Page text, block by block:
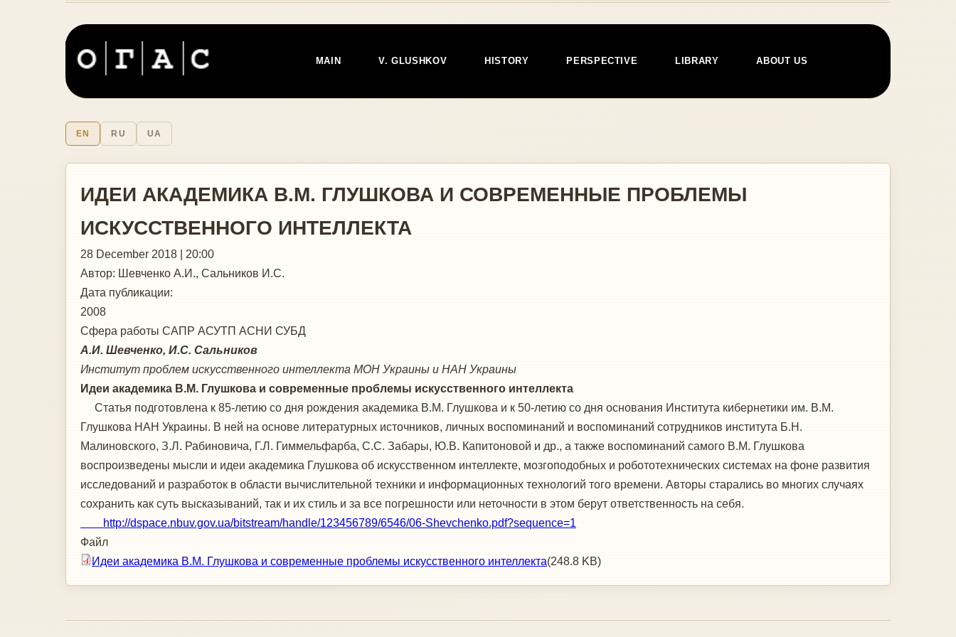
MAIN V. GLUSHKOV HISTORY PERSPECTIVE LIBRARY ABOUT US
EN RU UA
ИДЕИ АКАДЕМИКА В.М. ГЛУШКОВА И СОВРЕМЕННЫЕ ПРОБЛЕМЫ
ИСКУССТВЕННОГО ИНТЕЛЛЕКТА
28 December 2018 | 20:00
Автор: Шевченко А.И., Сальников И.С.
Дата публикации:
2008
Сфера работы САПР АСУТП АСНИ СУБД
А.И. Шевченко, И.С. Сальников
Институт проблем искусственного интеллекта МОН Украины и НАН Украины
Идеи академика В.М. Глушкова и современные проблемы искусственного интеллекта
Статья подготовлена к 85-летию со дня рождения академика В.М. Глушкова и к 50-летию со дня основания Института кибернетики им. В.М.
Глушкова НАН Украины. В ней на основе литературных источников, личных воспоминаний и воспоминаний сотрудников института Б.Н.
Малиновского, З.Л. Рабиновича, Г.Л. Гиммельфарба, С.С. Забары, Ю.В. Капитоновой и др., а также воспоминаний самого В.М. Глушкова
воспроизведены мысли и идеи академика Глушкова об искусственном интеллекте, мозгоподобных и робототехнических системах на фоне развития
исследований и разработок в области вычислительной техники и информационных технологий того времени. Авторы старались во многих случаях
сохранить как суть высказываний, так и их стиль и за все погрешности или неточности в этом берут ответственность на себя.
http://dspace.nbuv.gov.ua/bitstream/handle/123456789/6546/06-Shevchenko.pdf?sequence=1
Файл
Идеи академика В.М. Глушкова и современные проблемы искусственного интеллекта(248.8 KB)